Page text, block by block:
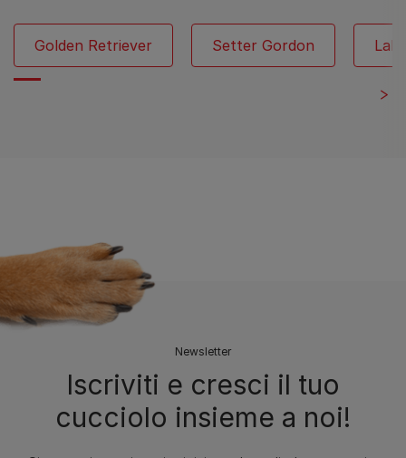
Golden Retriever Setter Gordon
Newsletter
Iscriviti e cresci il tuo
cucciolo insieme a noi!